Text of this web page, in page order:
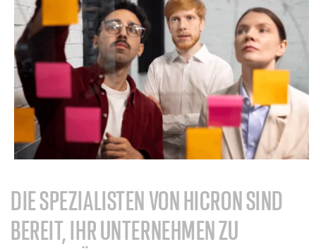
DIE SPEZIALISTEN VON HICRON SIND
BEREIT, IHR UNTERNEHMEN ZU